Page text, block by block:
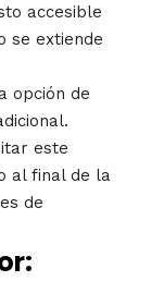
accesible
se extiende
opción de
este
al final de la
de